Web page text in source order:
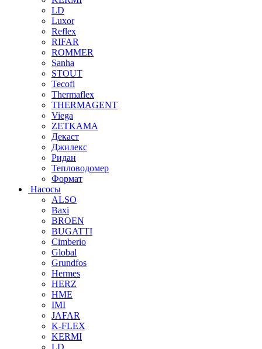
LD
Luxor
Reflex
RIFAR
ROMMER
Sanha
STOUT
Tecofi
Thermaflex
THERMAGENT
Viega
ZETKAMA
Декаст
Джилекс
Ридан
Тепловодомер
Формат
Насосы
ALSO
Baxi
BROEN
BUGATTI
Cimberio
Global
Grundfos
Hermes
HERZ
HME
IMI
JAFAR
K-FLEX
KERMI
LD